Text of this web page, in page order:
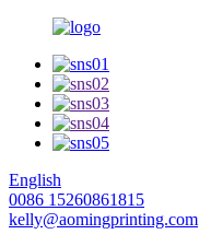
English
0086 15260861815
kelly@aomingprinting.com